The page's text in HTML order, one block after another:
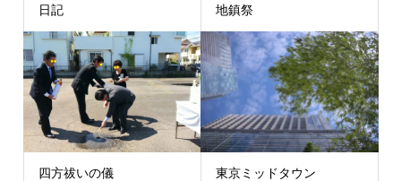
日記 地鎮祭
四方祓いの儀 東京ミッドタウン